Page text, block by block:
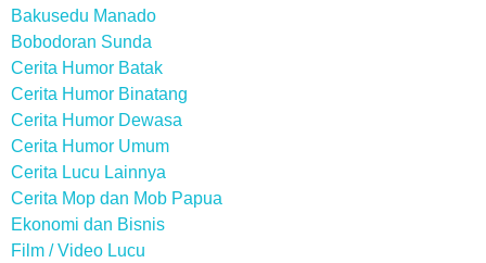
Bakusedu Manado
Bobodoran Sunda
Cerita Humor Batak
Cerita Humor Binatang
Cerita Humor Dewasa
Cerita Humor Umum
Cerita Lucu Lainnya
Cerita Mop dan Mob Papua
Ekonomi dan Bisnis
Film / Video Lucu